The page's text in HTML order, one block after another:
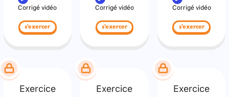
Corrigé vidéo
s'exercer
Corrigé vidéo
s'exercer
Corrigé vidéo
s'exercer
Exercice Exercice Exercice